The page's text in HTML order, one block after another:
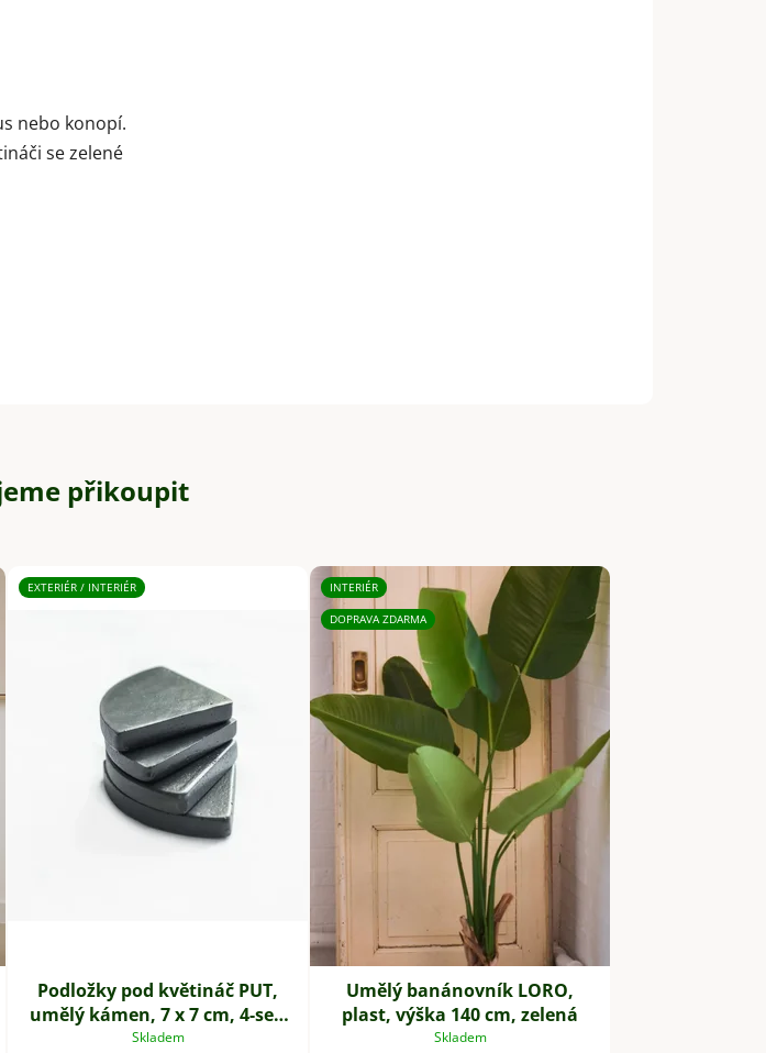
nebo konopí.
se zelené
přikoupit
EXTERIÉR / INTERIÉR
Podložky pod květináč PUT,
umělý kámen, 7 x 7 cm, 4-set,
šedé
Skladem
INTERIÉR
DOPRAVA ZDARMA
Umělý banánovník LORO,
plast, výška 140 cm, zelená
Skladem